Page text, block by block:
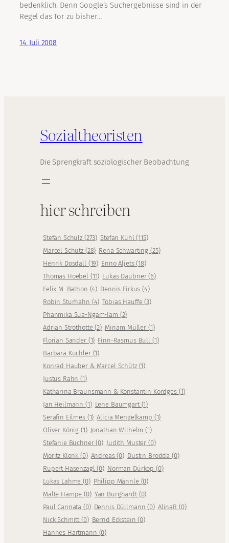
bedenklich. Denn Google’s Suchergebnisse sind in der
Regel das Tor zu bisher…
14. Juli 2008
Sozialtheoristen
Die Sprengkraft soziologischer Beobachtung
hier schreiben
Stefan Schulz (273) Stefan Kühl(115)
Marcel Schütz (28) Rena Schwarting (25)
Henrik Dosdall (19) Enno Aljets(18)
Thomas Hoebel (11) Lukas Daubner(6)
Felix M. Bathon (4) Dennis Firkus(4)
Robin Sturhahn (4) Tobias Hauffe(3)
Phanmika Sua-Ngam-Iam (2)
Adrian Strothotte(2) Miriam Müller (1)
Florian Sander (1) Finn-Rasmus Bull (1)
Barbara Kuchler (1)
Konrad Hauber & Marcel Schütz (1)
Justus Rahn(1)
Katharina Braunsmann & Konstantin Kordges (1)
Jan Heilmann(1) Lene Baumgart (1)
Serafin Eilmes (1) Alicia Mengelkamp (1)
Oliver König(1) Jonathan Wilhelm(1)
Stefanie Büchner(0) Judith Muster (0)
Moritz Klenk(0) Andreas(0) Dustin Brodda (0)
Rupert Hasenzagl(0) Norman Dürkop (0)
Lukas Lahme(0) Philipp Männle (0)
Malte Hampe(0) Yan Burghardt (0)
Paul Cannata(0) Dennis Düllmann(0) AlinaR (0)
Nick Schmitt(0) Bernd Eckstein(0)
Hannes Hartmann (0)